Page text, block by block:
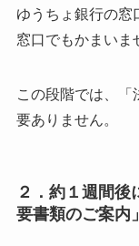
ゆうちょ銀行の窓
窓口でもかまいま
この段階では、「
要ありません。
２．約１週間後
要書類のご案内